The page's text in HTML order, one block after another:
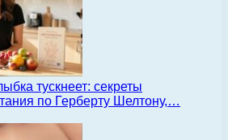
тускнеет: секреты
по Герберту Шелтону,…